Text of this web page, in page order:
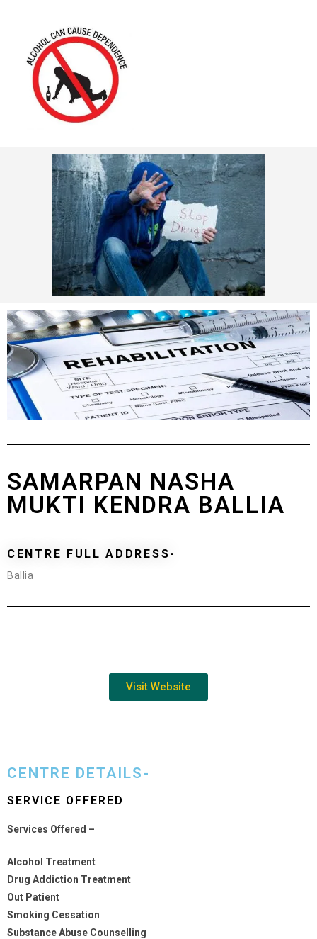
SAMARPAN NASHA
MUKTI KENDRA BALLIA
CENTRE FULL ADDRESS-
Ballia
Visit Website
CENTRE DETAILS-
SERVICE OFFERED
Services Offered –
Alcohol Treatment
Drug Addiction Treatment
Out Patient
Smoking Cessation
Substance Abuse Counselling